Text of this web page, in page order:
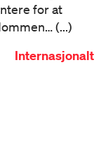
for at
(...)
Internasjonalt